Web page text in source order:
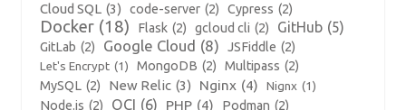
Cloud SQL (3) code-server (2) Cypress (2)
Docker (18) Flask (2) gcloud cli (2) GitHub (5)
GitLab (2) Google Cloud (8) JSFiddle (2)
Let's Encrypt (1) MongoDB (2) Multipass (2)
MySQL (2) New Relic (3) Nginx (4) Nignx (1)
Node.js (2) OCI (6) PHP (4) Podman (2)